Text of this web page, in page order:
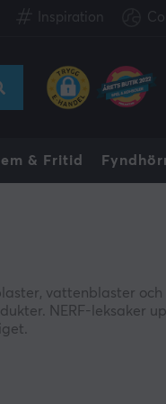
Inspiration
& Fritid
vattenblaster
NERF-leksaker